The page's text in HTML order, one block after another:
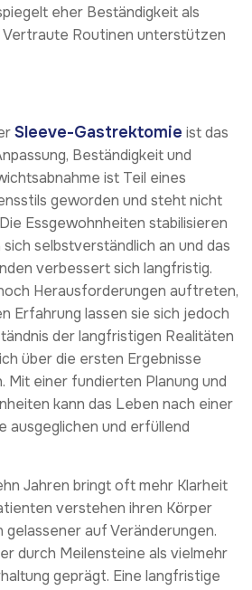
eher Beständigkeit als
Vertraute Routinen unterstützen
Sleeve-Gastrektomie ist das
Beständigkeit und
ist Teil eines
geworden und steht nicht
Essgewohnheiten stabilisieren
selbstverständlich an und das
verbessert sich langfristig.
Herausforderungen auftreten,
Erfahrung lassen sie sich jedoch
der langfristigen Realitäten
über die ersten Ergebnisse
Mit einer fundierten Planung und
kann das Leben nach einer
ausgeglichen und erfüllend
Jahren bringt oft mehr Klarheit
verstehen ihren Körper
auf Veränderungen.
durch Meilensteine als vielmehr
geprägt. Eine langfristige